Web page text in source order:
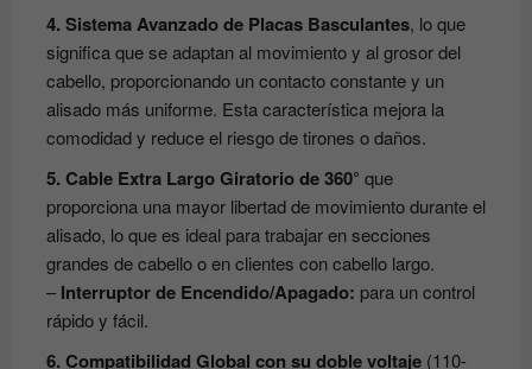
4. Sistema Avanzado de Placas Basculantes, lo que
significa que se adaptan al movimiento y al grosor del
cabello, proporcionando un contacto constante y un
alisado más uniforme. Esta característica mejora la
comodidad y reduce el riesgo de tirones o daños.
5. Cable Extra Largo Giratorio de 360° que
proporciona una mayor libertad de movimiento durante el
alisado, lo que es ideal para trabajar en secciones
grandes de cabello o en clientes con cabello largo.
–Interruptor de Encendido/Apagado: para un control
rápido y fácil.
6. Compatibilidad Global con su doble voltaje(110-